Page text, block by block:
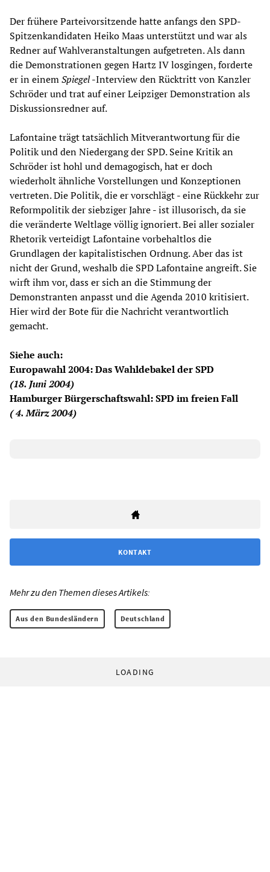
Der frühere Parteivorsitzende hatte anfangs den SPD-
Spitzenkandidaten Heiko Maas unterstützt und war als
Redner auf Wahlveranstaltungen aufgetreten. Als dann
die Demonstrationen gegen Hartz IV losgingen, forderte
er in einemSpiegel-Interview den Rücktritt von Kanzler
Schröder und trat auf einer Leipziger Demonstration als
Diskussionsredner auf.
Lafontaine trägt tatsächlich Mitverantwortung für die
Politik und den Niedergang der SPD. Seine Kritik an
Schröder ist hohl und demagogisch, hat er doch
wiederholt ähnliche Vorstellungen und Konzeptionen
vertreten. Die Politik, die er vorschlägt - eine Rückkehr zur
Reformpolitik der siebziger Jahre - ist illusorisch, da sie
die veränderte Weltlage völlig ignoriert. Bei aller sozialer
Rhetorik verteidigt Lafontaine vorbehaltlos die
Grundlagen der kapitalistischen Ordnung. Aber das ist
nicht der Grund, weshalb die SPD Lafontaine angreift. Sie
wirft ihm vor, dass er sich an die Stimmung der
Demonstranten anpasst und die Agenda 2010 kritisiert.
Hier wird der Bote für die Nachricht verantwortlich
gemacht.
Siehe auch:
Europawahl 2004: Das Wahldebakel der SPD
(18. Juni 2004)
Hamburger Bürgerschaftswahl: SPD im freien Fall
( 4. März 2004)
KONTAKT
Mehr zu den Themen dieses Artikels:
Aus den Bundesländern Deutschland
LOADING